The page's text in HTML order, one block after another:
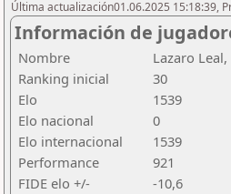
Última actualización01.06.2025 15:18:39,
Información de
Nombre
Lazaro
Ranking inicial
30
Elo
1539
Elo nacional
0
Elo internacional
1539
Performance
921
FIDE elo +/-
-10,6